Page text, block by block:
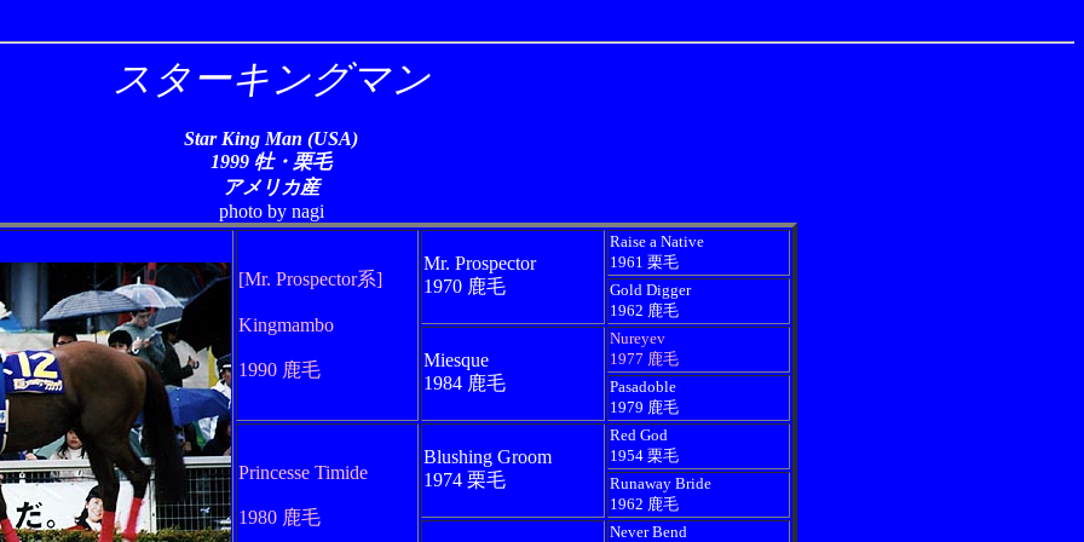
スターキングマン
Star King Man (USA)
1999 牡・栗毛
アメリカ産
photo by nagi
[Mr. Prospector系]
Kingmambo
1990 鹿毛
Mr. Prospector
1970 鹿毛
Raise a Native
1961 栗毛
Gold Digger
1962 鹿毛
Miesque
1984 鹿毛
Nureyev
1977 鹿毛
Pasadoble
1979 鹿毛
Princesse Timide
1980 鹿毛
Blushing Groom
1974 栗毛
Red God
1954 栗毛
Runaway Bride
1962 鹿毛
Never Bend